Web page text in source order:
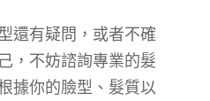
還有疑問，或者不確
，不妨諮詢專業的髮
據你的臉型、髮質以